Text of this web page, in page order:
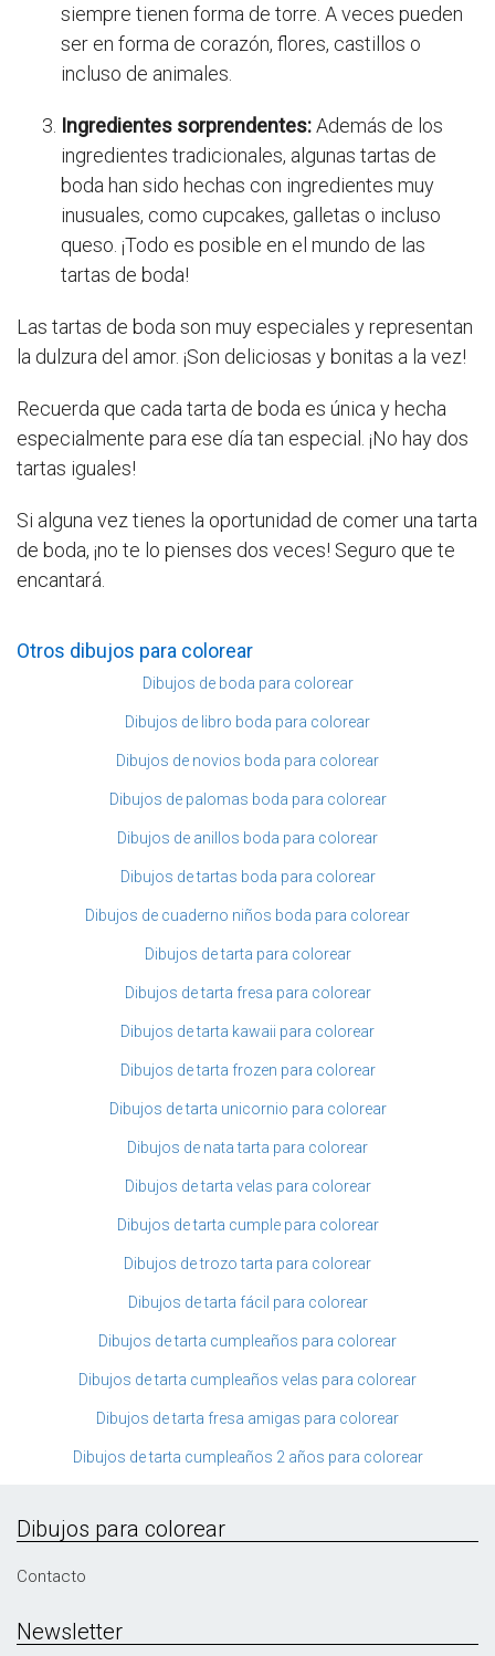
siempre tienen forma de torre. A veces pueden
ser en forma de corazón, flores, castillos o
incluso de animales.
Ingredientes sorprendentes:Además de los
ingredientes tradicionales, algunas tartas de
boda han sido hechas con ingredientes muy
inusuales, como cupcakes, galletas o incluso
queso. ¡Todo es posible en el mundo de las
tartas de boda!
Las tartas de boda son muy especiales y representan
la dulzura del amor. ¡Son deliciosas y bonitas a la vez!
Recuerda que cada tarta de boda es única y hecha
especialmente para ese día tan especial. ¡No hay dos
tartas iguales!
Si alguna vez tienes la oportunidad de comer una tarta
de boda, ¡no te lo pienses dos veces! Seguro que te
encantará.
Otros dibujos para colorear
Dibujos de boda para colorear
Dibujos de libro boda para colorear
Dibujos de novios boda para colorear
Dibujos de palomas boda para colorear
Dibujos de anillos boda para colorear
Dibujos de tartas boda para colorear
Dibujos de cuaderno niños boda para colorear
Dibujos de tarta para colorear
Dibujos de tarta fresa para colorear
Dibujos de tarta kawaii para colorear
Dibujos de tarta frozen para colorear
Dibujos de tarta unicornio para colorear
Dibujos de nata tarta para colorear
Dibujos de tarta velas para colorear
Dibujos de tarta cumple para colorear
Dibujos de trozo tarta para colorear
Dibujos de tarta fácil para colorear
Dibujos de tarta cumpleaños para colorear
Dibujos de tarta cumpleaños velas para colorear
Dibujos de tarta fresa amigas para colorear
Dibujos de tarta cumpleaños 2 años para colorear
Dibujos para colorear
Contacto
Newsletter